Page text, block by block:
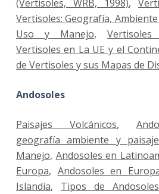
(Vertisoles, WRB, 1998),
Vertisoles: Geografía,
Uso y Manejo,
Vertisoles en La UE y el
de Vertisoles y sus Mapas de
Andosoles
Paisajes Volcánicos,
geografía ambiente y paisaje
Manejo, Andosoles en
Europa, Andosoles en
Islandia, Tipos de